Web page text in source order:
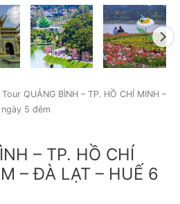
QUẢNG BÌNH – TP. HỒ CHÍ MINH –
5 đêm
– TP. HỒ CHÍ
– ĐÀ LẠT – HUẾ 6